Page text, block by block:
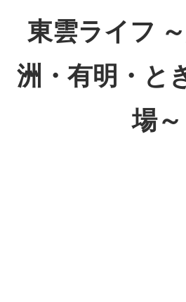
東雲ライフ
洲・有明・と
場～